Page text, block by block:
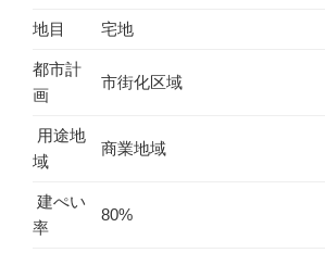
地目 宅地
都市計
画
市街化区域
用途地
域
商業地域
建ぺい
率
80%